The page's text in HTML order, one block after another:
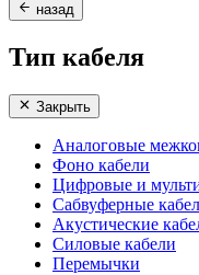
назад
Тип кабеля
Закрыть
Аналоговые
Фоно кабели
Цифровые и
Сабвуферные
Акустические
Силовые кабели
Перемычки